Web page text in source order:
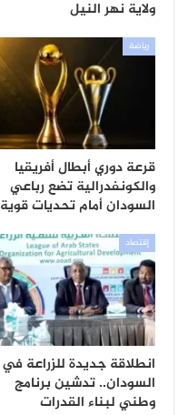
ولاية نهر النيل
رياضة
قرعة دوري أبطال أفريقيا
والكونفدرالية تضع رباعي
السودان أمام تحديات قوية
إقتصاد
انطلاقة جديدة للزراعة في
السودان.. تدشين برنامج
وطني لبناء القدرات